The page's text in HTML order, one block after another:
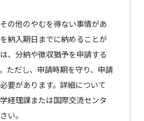
の他のやむを得ない事情があ
納入期日までに納めることが
、分納や徴収猶予を申請する
ただし、申請時期を守り、申請
要があります。詳細について
経理課または国際交流センタ
い。